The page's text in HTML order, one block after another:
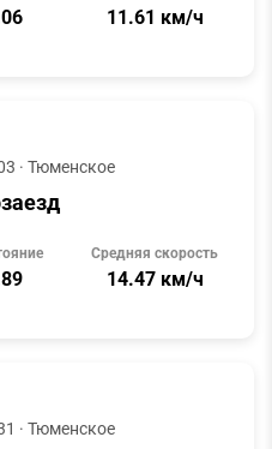
11.61 км/ч
· Тюменское
Средняя скорость
14.47 км/ч
· Тюменское